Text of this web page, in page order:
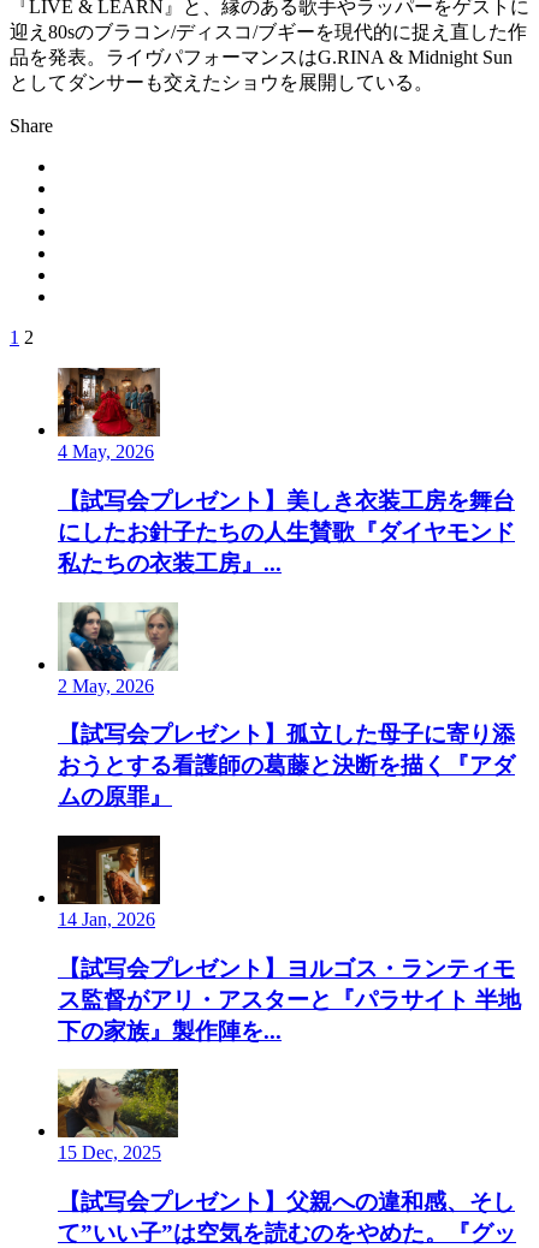
『LIVE & LEARN』と、縁のある歌手やラッパーをゲストに
迎え80sのブラコン/ディスコ/ブギーを現代的に捉え直した作
品を発表。ライヴパフォーマンスはG.RINA & Midnight Sun
としてダンサーも交えたショウを展開している。
Share
1 2
4 May, 2026
【試写会プレゼント】美しき衣装工房を舞台
にしたお針子たちの人生賛歌『ダイヤモンド
私たちの衣装工房』...
2 May, 2026
【試写会プレゼント】孤立した母子に寄り添
おうとする看護師の葛藤と決断を描く『アダ
ムの原罪』
14 Jan, 2026
【試写会プレゼント】ヨルゴス・ランティモ
ス監督がアリ・アスターと『パラサイト 半地
下の家族』製作陣を...
15 Dec, 2025
【試写会プレゼント】父親への違和感、そし
て”いい子”は空気を読むのをやめた。『グッ